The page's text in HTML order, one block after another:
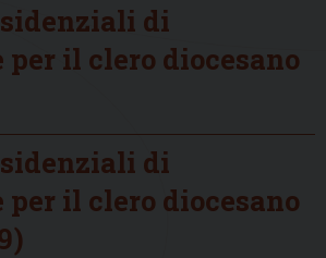
di
il clero diocesano
di
il clero diocesano